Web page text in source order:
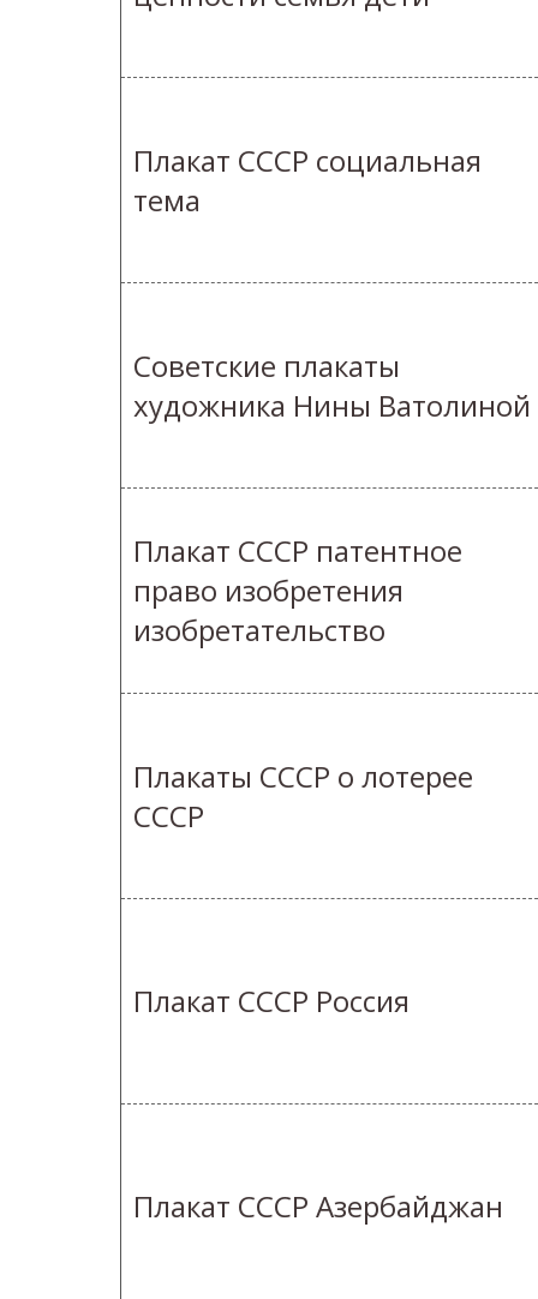
Плакат СССР социальная
тема
Советские плакаты
художника Нины Ватолиной
Плакат СССР патентное
право изобретения
изобретательство
Плакаты СССР о лотерее
СССР
Плакат СССР Россия
Плакат СССР Азербайджан